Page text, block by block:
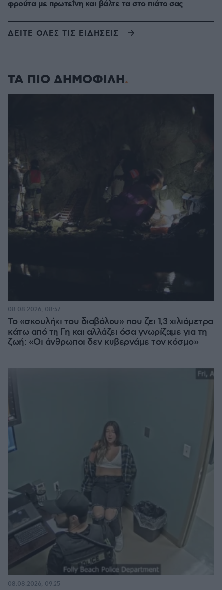
φρούτα με πρωτεΐνη και βάλτε τα στο πιάτο σας
ΔΕΙΤΕ ΟΛΕΣ ΤΙΣ ΕΙΔΗΣΕΙΣ
ΤΑ ΠΙΟ ΔΗΜΟΦΙΛΗ
Το «σκουλήκι του διαβόλου» που ζει 1,3 χιλιόμετρα
κάτω από τη Γη και αλλάζει όσα γνωρίζαμε για τη
ζωή: «Οι άνθρωποι δεν κυβερνάμε τον κόσμο»
08.08.2026, 08:57
08.08.2026, 09:25